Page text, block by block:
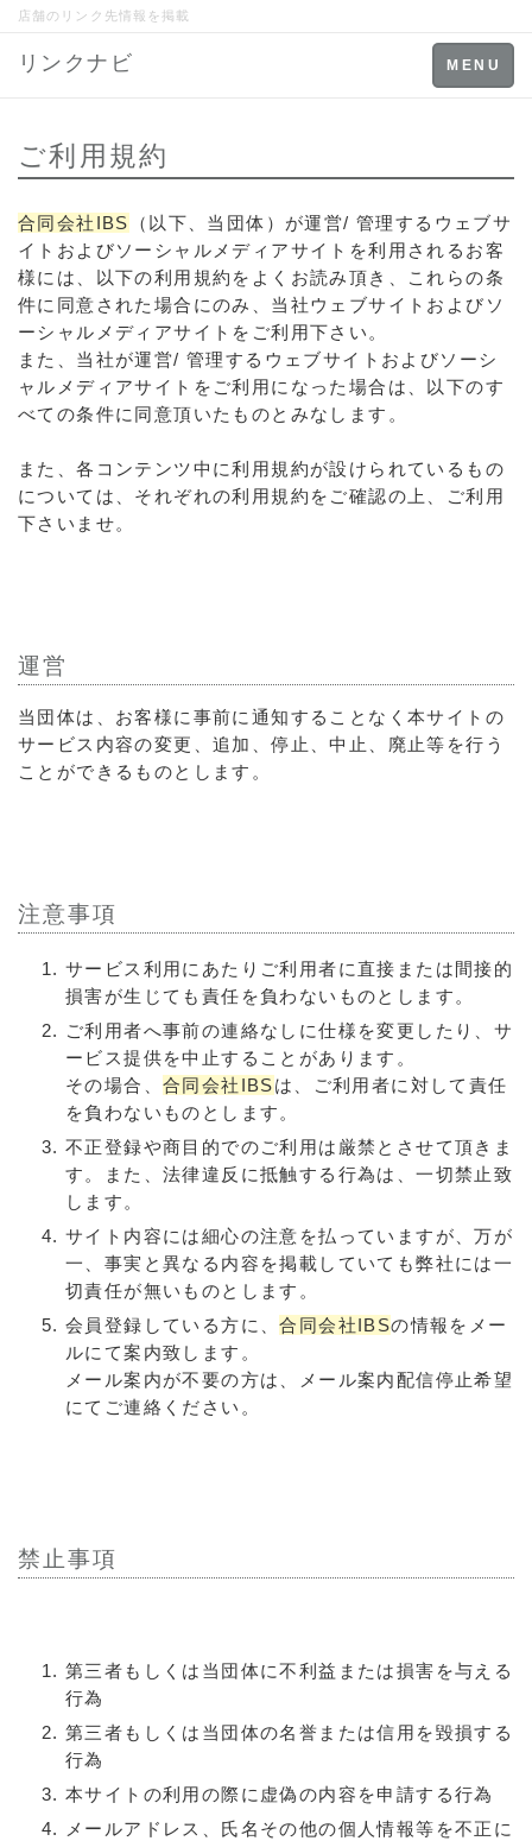
店舗のリンク先情報を掲載
Toggle
navigation
MENU
リンクナビ
ご利用規約
合同会社IBS
（以下、当団体）が運営/ 管理するウェブサ
イトおよびソーシャルメディアサイトを利用されるお客
様には、以下の利用規約をよくお読み頂き、これらの条
件に同意された場合にのみ、当社ウェブサイトおよびソ
ーシャルメディアサイトをご利用下さい。
また、当社が運営/ 管理するウェブサイトおよびソーシ
ャルメディアサイトをご利用になった場合は、以下のす
べての条件に同意頂いたものとみなします。
また、各コンテンツ中に利用規約が設けられているもの
については、それぞれの利用規約をご確認の上、ご利用
下さいませ。
運営
当団体は、お客様に事前に通知することなく本サイトの
サービス内容の変更、追加、停止、中止、廃止等を行う
ことができるものとします。
注意事項
サービス利用にあたりご利用者に直接または間接的
損害が生じても責任を負わないものとします。
ご利用者へ事前の連絡なしに仕様を変更したり、サ
ービス提供を中止することがあります。
その場合、 合同会社IBSは、ご利用者に対して責任
を負わないものとします。
不正登録や商目的でのご利用は厳禁とさせて頂きま
す。また、法律違反に抵触する行為は、一切禁止致
します。
サイト内容には細心の注意を払っていますが、万が
一、事実と異なる内容を掲載していても弊社には一
切責任が無いものとします。
会員登録している方に、合同会社IBSの情報をメー
ルにて案内致します。
メール案内が不要の方は、メール案内配信停止希望
にてご連絡ください。
禁止事項
第三者もしくは当団体に不利益または損害を与える
行為
第三者もしくは当団体の名誉または信用を毀損する
行為
本サイトの利用の際に虚偽の内容を申請する行為
メールアドレス、氏名その他の個人情報等を不正に